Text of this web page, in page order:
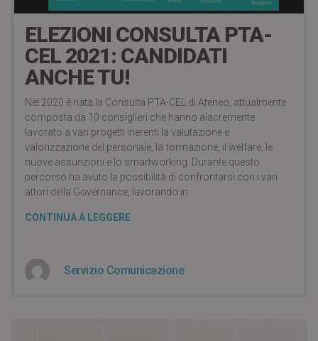
ELEZIONI CONSULTA PTA-
CEL 2021: CANDIDATI
ANCHE TU!
Nel 2020 è nata la Consulta PTA-CEL di Ateneo, attualmente
composta da 10 consiglieri che hanno alacremente
lavorato a vari progetti inerenti la valutazione e
valorizzazione del personale, la formazione, il welfare, le
nuove assunzioni e lo smartworking. Durante questo
percorso ha avuto la possibilità di confrontarsi con i vari
attori della Governance, lavorando in
CONTINUA A LEGGERE
Servizio Comunicazione